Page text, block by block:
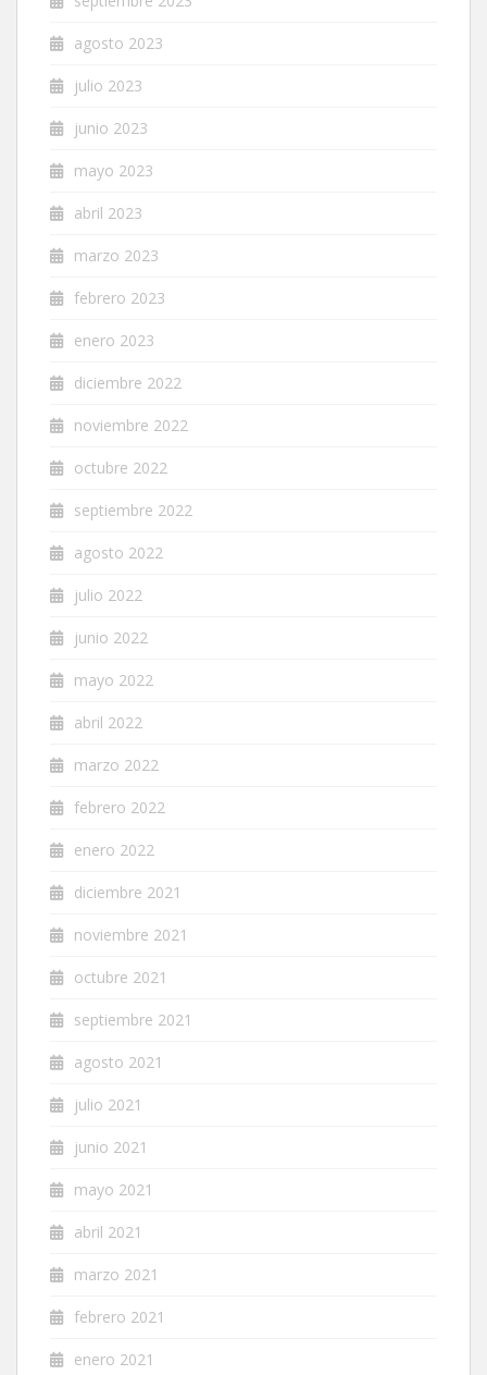
agosto 2023
julio 2023
junio 2023
mayo 2023
abril 2023
marzo 2023
febrero 2023
enero 2023
diciembre 2022
noviembre 2022
octubre 2022
septiembre 2022
agosto 2022
julio 2022
junio 2022
mayo 2022
abril 2022
marzo 2022
febrero 2022
enero 2022
diciembre 2021
noviembre 2021
octubre 2021
septiembre 2021
agosto 2021
julio 2021
junio 2021
mayo 2021
abril 2021
marzo 2021
febrero 2021
enero 2021